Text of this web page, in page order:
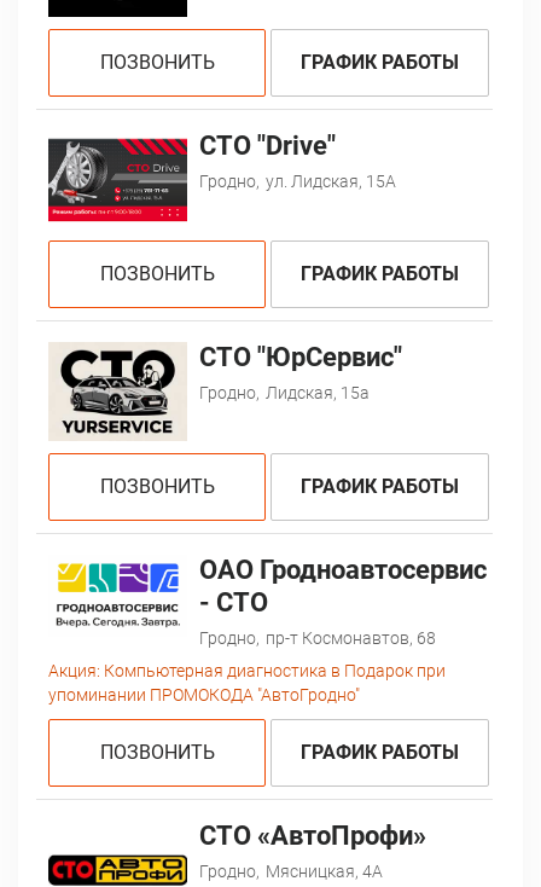
ПОЗВОНИТЬ ГРАФИК РАБОТЫ
СТО "Drive"
Гродно, ул. Лидская, 15А
ПОЗВОНИТЬ ГРАФИК РАБОТЫ
СТО "ЮрСервис"
Гродно, Лидская, 15а
ПОЗВОНИТЬ ГРАФИК РАБОТЫ
ОАО Гродноавтосервис
- СТО
Гродно, пр-т Космонавтов, 68
Акция: Компьютерная диагностика в Подарок при
упоминании ПРОМОКОДА "АвтоГродно"
ПОЗВОНИТЬ ГРАФИК РАБОТЫ
СТО «АвтоПрофи»
Гродно, Мясницкая, 4А